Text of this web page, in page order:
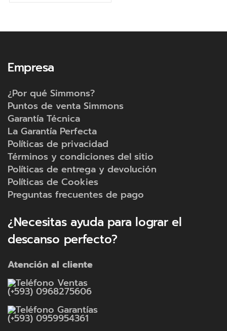
Empresa
¿Por qué Simmons?
Puntos de venta Simmons
Garantía Técnica
La Garantía Perfecta
Políticas de privacidad
Términos y condiciones del sitio
Políticas de entrega y devolución
Políticas de Cookies
Preguntas frecuentes de pago
¿Necesitas ayuda para lograr el
descanso perfecto?
Atención al cliente
Ventas
(+593) 0968275606
Garantías
(+593) 0959954361